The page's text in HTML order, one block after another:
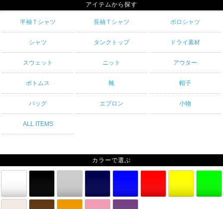
アイテムから探す
半袖Ｔシャツ 長袖Ｔシャツ ポロシャツ
シャツ タンクトップ ドライ素材
スウェット ニット アウター
ボトムス 靴 帽子
バッグ エプロン 小物
ALL ITEMS
カラーで選ぶ